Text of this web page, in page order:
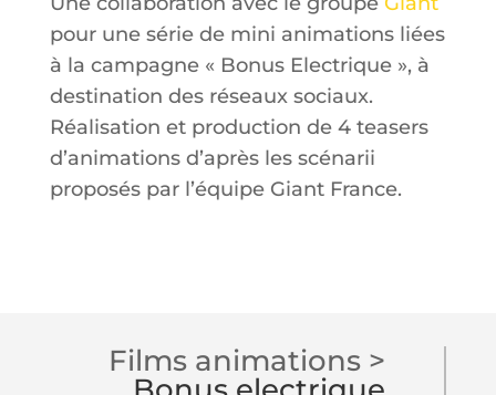
pour une série de mini animations liées
à la campagne « Bonus Electrique », à
destination des réseaux sociaux.
Réalisation et production de 4 teasers
d’animations d’après les scénarii
proposés par l’équipe Giant France.
Films animations >